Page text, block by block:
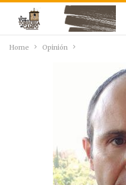
Home Opinión